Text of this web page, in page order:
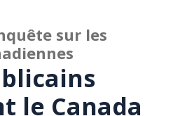
sur les
le Canada